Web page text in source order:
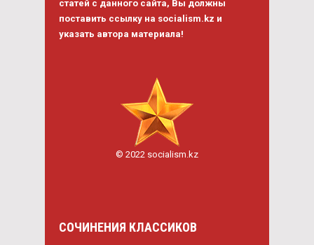
статей с данного сайта, Вы должны
поставить ссылку на socialism.kz и
указать автора материала!
© 2022 socialism.kz
СОЧИНЕНИЯ КЛАССИКОВ